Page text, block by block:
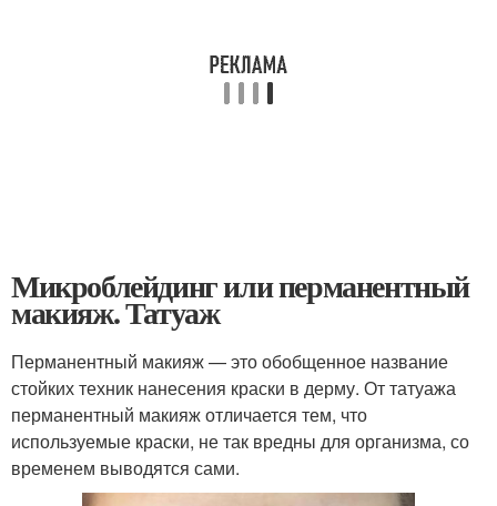
Микроблейдинг или перманентный
макияж. Татуаж
Перманентный макияж — это обобщенное название
стойких техник нанесения краски в дерму. От татуажа
перманентный макияж отличается тем, что
используемые краски, не так вредны для организма, со
временем выводятся сами.